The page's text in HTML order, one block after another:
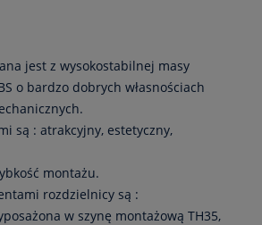
jest z wysokostabilnej masy
o bardzo dobrych własnościach
są : atrakcyjny, estetyczny,
montażu.
rozdzielnicy są :
w szynę montażową TH35,